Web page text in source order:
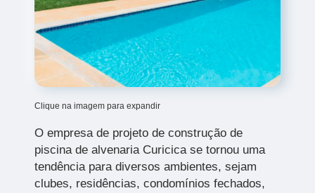
Clique na imagem para expandir
O empresa de projeto de construção de
piscina de alvenaria Curicica se tornou uma
tendência para diversos ambientes, sejam
clubes, residências, condomínios fechados,